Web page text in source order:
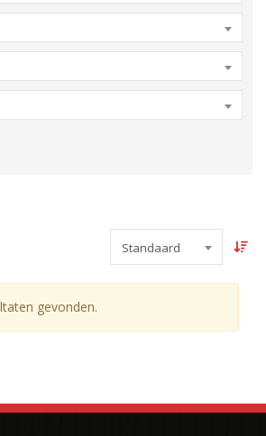
Standaard
gevonden.